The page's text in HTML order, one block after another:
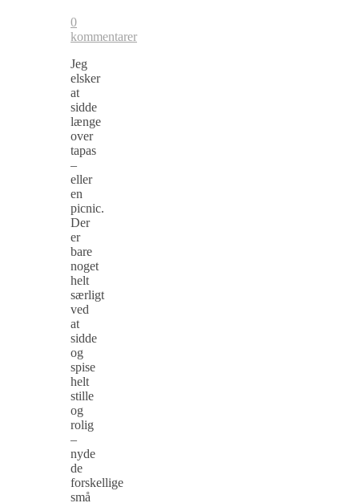
0
kommentarer
Jeg
elsker
at
sidde
længe
over
tapas
–
eller
en
picnic.
Der
er
bare
noget
helt
særligt
ved
at
sidde
og
spise
helt
stille
og
rolig
–
nyde
de
forskellige
små